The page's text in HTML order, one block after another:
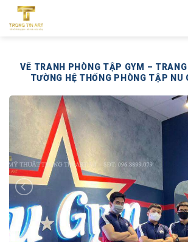
qua
VẼ TRANH PHÒNG TẬP GYM –
TƯỜNG HỆ THỐNG PHÒNG TẬP NU